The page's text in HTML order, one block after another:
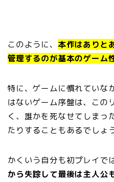
このように、 本作はありと
管理するのが基本のゲーム
特に、ゲームに慣れていな
はないゲーム序盤は、この
く、誰かを死なせてしまっ
たりすることもあるでしょう
かくいう自分も初プレイでは
から失踪して最後は主人